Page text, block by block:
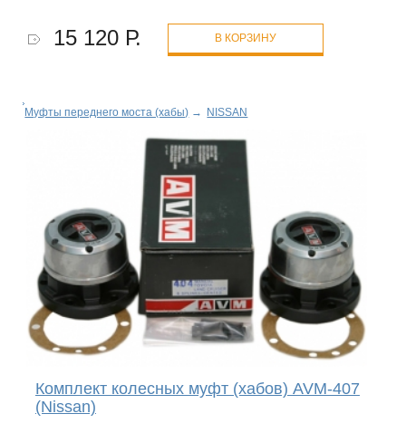
15 120 Р. В КОРЗИНУ
Муфты переднего моста (хабы) → NISSAN
Комплект колесных муфт (хабов) AVM-407
(Nissan)